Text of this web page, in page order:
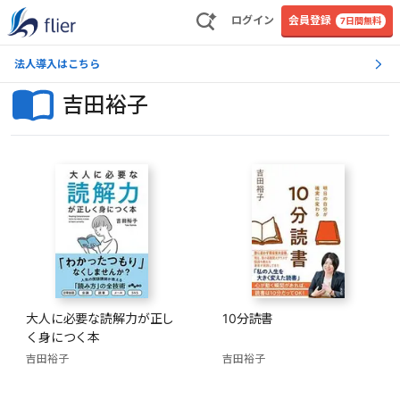
ログイン 会員登録 7日間無料
法人導入はこちら
吉田裕子
大人に必要な読解力が正し
く身につく本
吉田裕子
10分読書
吉田裕子